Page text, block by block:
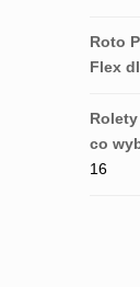
Roto
Flex
co
16